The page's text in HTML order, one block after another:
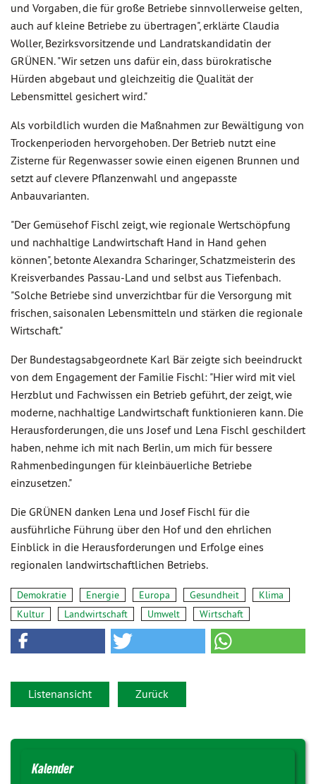
und Vorgaben, die für große Betriebe sinnvollerweise gelten,
auch auf kleine Betriebe zu übertragen", erklärte Claudia
Woller, Bezirksvorsitzende und Landratskandidatin der
GRÜNEN. "Wir setzen uns dafür ein, dass bürokratische
Hürden abgebaut und gleichzeitig die Qualität der
Lebensmittel gesichert wird."
Als vorbildlich wurden die Maßnahmen zur Bewältigung von
Trockenperioden hervorgehoben. Der Betrieb nutzt eine
Zisterne für Regenwasser sowie einen eigenen Brunnen und
setzt auf clevere Pflanzenwahl und angepasste
Anbauvarianten.
"Der Gemüsehof Fischl zeigt, wie regionale Wertschöpfung
und nachhaltige Landwirtschaft Hand in Hand gehen
können", betonte Alexandra Scharinger, Schatzmeisterin des
Kreisverbandes Passau-Land und selbst aus Tiefenbach.
"Solche Betriebe sind unverzichtbar für die Versorgung mit
frischen, saisonalen Lebensmitteln und stärken die regionale
Wirtschaft."
Der Bundestagsabgeordnete Karl Bär zeigte sich beeindruckt
von dem Engagement der Familie Fischl: "Hier wird mit viel
Herzblut und Fachwissen ein Betrieb geführt, der zeigt, wie
moderne, nachhaltige Landwirtschaft funktionieren kann. Die
Herausforderungen, die uns Josef und Lena Fischl geschildert
haben, nehme ich mit nach Berlin, um mich für bessere
Rahmenbedingungen für kleinbäuerliche Betriebe
einzusetzen."
Die GRÜNEN danken Lena und Josef Fischl für die
ausführliche Führung über den Hof und den ehrlichen
Einblick in die Herausforderungen und Erfolge eines
regionalen landwirtschaftlichen Betriebs.
Demokratie Energie Europa Gesundheit
Klima
Kultur
Landwirtschaft Umwelt Wirtschaft
Listenansicht Zurück
Kalender